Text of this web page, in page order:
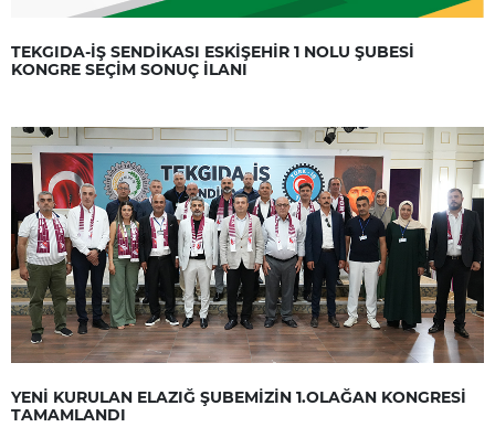
TEKGIDA-İŞ SENDİKASI ESKİŞEHİR 1 NOLU ŞUBESİ
KONGRE SEÇİM SONUÇ İLANI
YENİ KURULAN ELAZIĞ ŞUBEMİZİN 1.OLAĞAN KONGRESİ
TAMAMLANDI